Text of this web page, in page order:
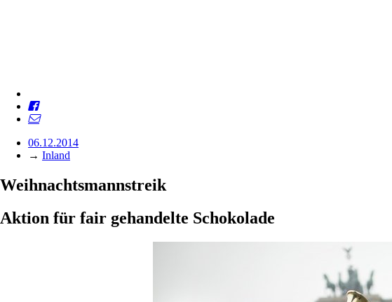
06.12.2014
→ Inland
Weihnachtsmannstreik
Aktion für fair gehandelte Schokolade